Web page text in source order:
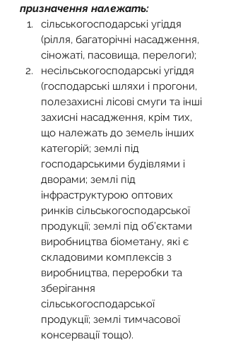
призначення належать:
сільськогосподарські угіддя
(рілля, багаторічні насадження,
сіножаті, пасовища, перелоги);
несільськогосподарські угіддя
(господарські шляхи і прогони,
полезахисні лісові смуги та інші
захисні насадження, крім тих,
що належать до земель інших
категорій; землі під
господарськими будівлями і
дворами; землі під
інфраструктурою оптових
ринків сільськогосподарської
продукції; землі під об’єктами
виробництва біометану, які є
складовими комплексів з
виробництва, переробки та
зберігання
сільськогосподарської
продукції; землі тимчасової
консервації тощо).